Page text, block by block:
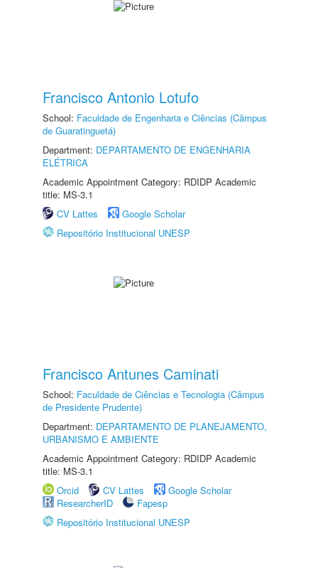
Francisco Antonio Lotufo
School: Faculdade de Engenharia e Ciências (Câmpus
de Guaratinguetá)
Department: DEPARTAMENTO DE ENGENHARIA
ELÉTRICA
Academic Appointment Category: RDIDP Academic
title: MS-3.1
CV Lattes
Google Scholar
Repositório Institucional UNESP
Francisco Antunes Caminati
School: Faculdade de Ciências e Tecnologia (Câmpus
de Presidente Prudente)
Department: DEPARTAMENTO DE PLANEJAMENTO,
URBANISMO E AMBIENTE
Academic Appointment Category: RDIDP Academic
title: MS-3.1
Orcid
CV Lattes
Google Scholar
ResearcherID
Fapesp
Repositório Institucional UNESP